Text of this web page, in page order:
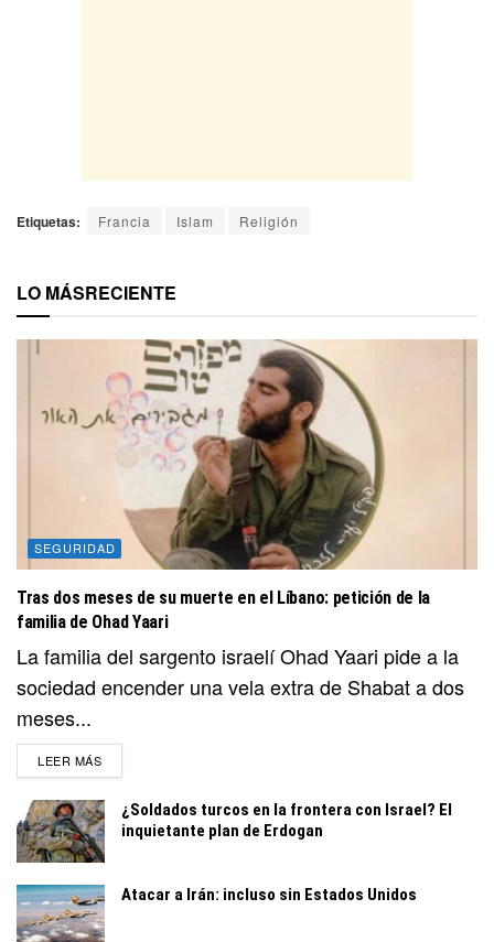
Etiquetas: Francia Islam Religión
LO MÁSRECIENTE
SEGURIDAD
Tras dos meses de su muerte en el Líbano: petición de la
familia de Ohad Yaari
La familia del sargento israelí Ohad Yaari pide a la
sociedad encender una vela extra de Shabat a dos
meses...
LEER MÁSDETAILS
¿Soldados turcos en la frontera con Israel? El
inquietante plan de Erdogan
Atacar a Irán: incluso sin Estados Unidos